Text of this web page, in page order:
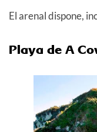
El arenal dispone,
Playa de A